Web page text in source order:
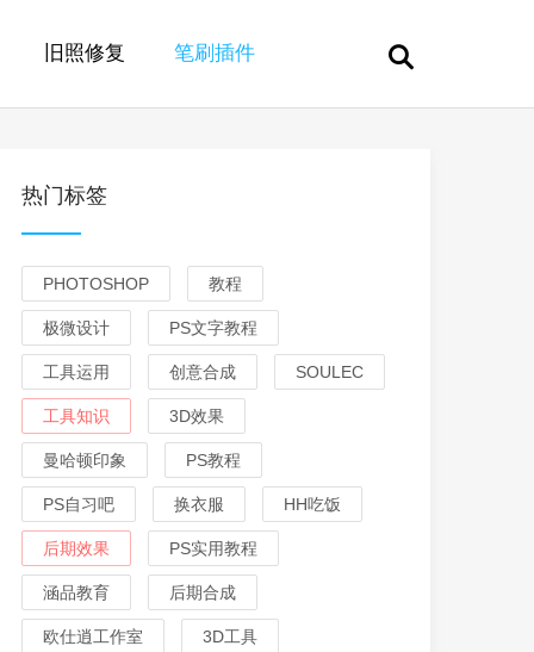
旧照修复 笔刷插件
热门标签
PHOTOSHOP 教程
极微设计 PS文字教程
工具运用 创意合成 SOULEC
工具知识 3D效果
曼哈顿印象 PS教程
PS自习吧 换衣服 HH吃饭
后期效果 PS实用教程
涵品教育 后期合成
欧仕逍工作室 3D工具